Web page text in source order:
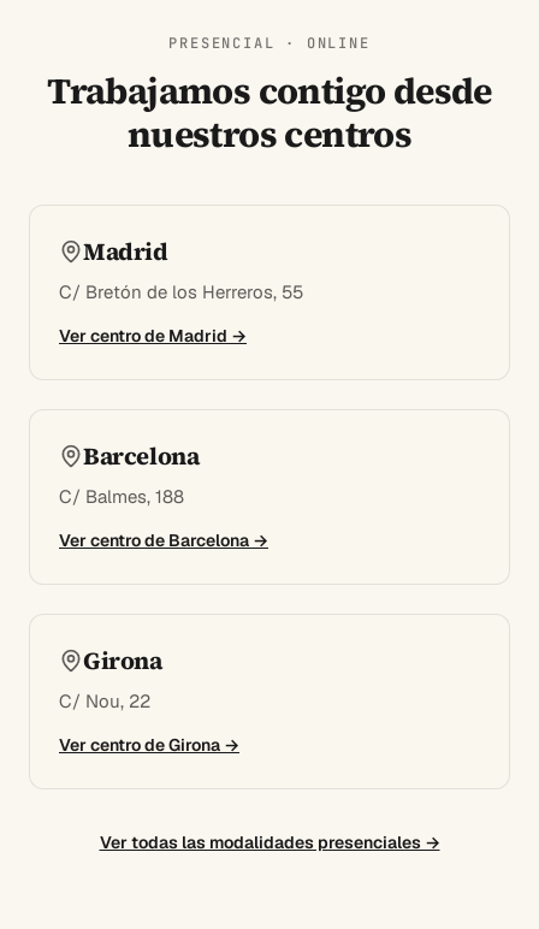
PRESENCIAL · ONLINE
Trabajamos contigo desde
nuestros centros
Madrid
C/ Bretón de los Herreros, 55
Ver centro de Madrid →
Barcelona
C/ Balmes, 188
Ver centro de Barcelona →
Girona
C/ Nou, 22
Ver centro deGirona →
Ver todas las modalidades presenciales →